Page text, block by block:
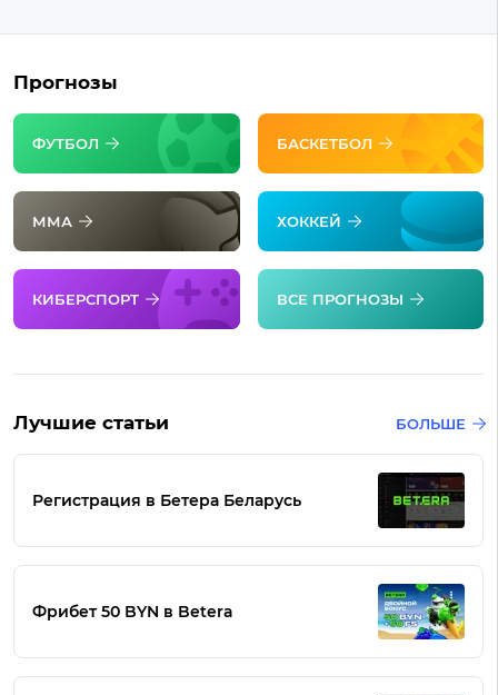
Прогнозы
ФУТБОЛ БАСКЕТБОЛ
ММА ХОККЕЙ
КИБЕРСПОРТ ВСЕ ПРОГНОЗЫ
Лучшие статьи БОЛЬШЕ
Регистрация в Бетера Беларусь
Фрибет 50 BYN в Betera